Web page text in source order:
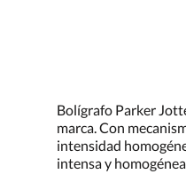
Bolígrafo Parker
marca. Con
intensidad
intensa y